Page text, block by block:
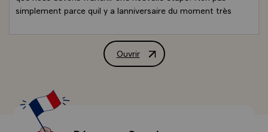
simplement parce quil y a lanniversaire du moment très
parce que nous devons donne un nouvel élan, une
nouvelle forme, un nouveau contenu au partenariat
Dabord, pour que nos relations soient plus étroites, que
nous nous concertions davantage, que nous nous
coordonnions mieux. Je lai dit, sur le plan de la politique
internationale, nous avons des principes qui nous
Ouvrir
Conférence de presse de M.